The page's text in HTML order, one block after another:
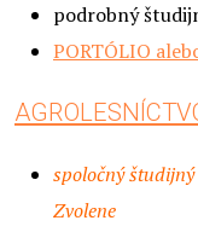
podrobný
PORTÓLIO
spoločný
Zvolene